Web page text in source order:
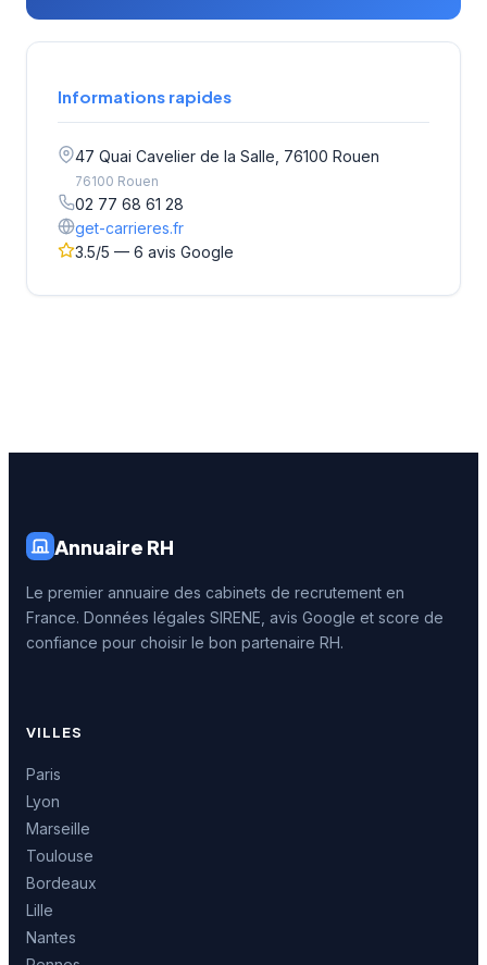
Informations rapides
47 Quai Cavelier de la Salle, 76100 Rouen
76100 Rouen
02 77 68 61 28
get-carrieres.fr
3.5/5 — 6 avis Google
Annuaire RH
Le premier annuaire des cabinets de recrutement en
France. Données légales SIRENE, avis Google et score de
confiance pour choisir le bon partenaire RH.
VILLES
Paris
Lyon
Marseille
Toulouse
Bordeaux
Lille
Nantes